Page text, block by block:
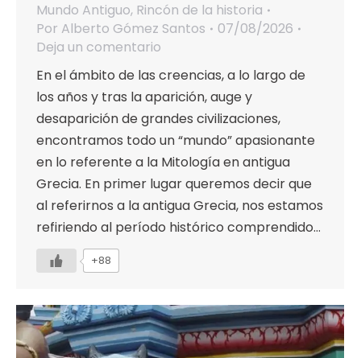
Mundo Antiguo, Rincón de la historia
Por Alberto Gómez Santos
07/08/2026
Deja un comentario
En el ámbito de las creencias, a lo largo de
los años y tras la aparición, auge y
desaparición de grandes civilizaciones,
encontramos todo un “mundo” apasionante
en lo referente a la Mitología en antigua
Grecia. En primer lugar queremos decir que
al referirnos a la antigua Grecia, nos estamos
refiriendo al período histórico comprendido…
+88